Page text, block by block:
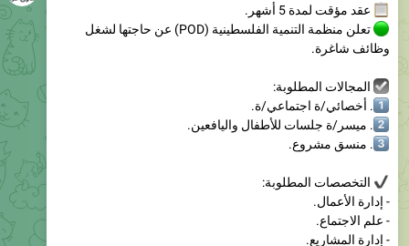
وظائف شاغرة.
المجالات المطلوبة:
. ميسر/ة جلسات للأطفال واليافعين.
. منسق مشروع.
التخصصات المطلوبة:
- علم الاجتماع.
- إدارة المشاريع.
- الخدمة الاجتماعية.
- الإرشاد النفسي.